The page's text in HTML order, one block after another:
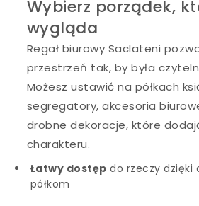
Wybierz porządek,
wygląda
Regał biurowy Saclateni
przestrzeń tak, by była
Możesz ustawić na półkach
segregatory, akcesoria
drobne dekoracje, które
charakteru.
Łatwy dostęp do rzeczy dzięki
półkom